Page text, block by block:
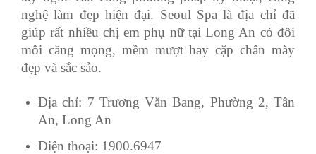
nghệ làm đẹp hiện đại. Seoul Spa là địa chỉ đã
giúp rất nhiều chị em phụ nữ tại Long An có đôi
môi căng mọng, mềm mượt hay cặp chân mày
đẹp và sắc sảo.
Địa chỉ: 7 Trương Văn Bang, Phường 2, Tân
An, Long An
Điện thoại: 1900.6947